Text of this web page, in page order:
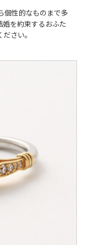
個性的なものまで多
を約束するおふた
さい。